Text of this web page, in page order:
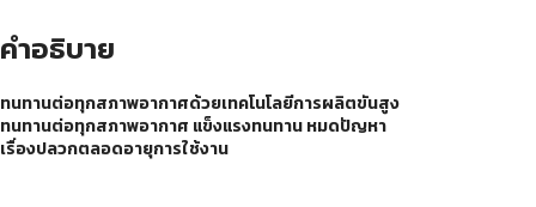
คำอธิบาย
ทนทานต่อทุกสภาพอากาศด้วยเทคโนโลยีการผลิตขันสูง
ทนทานต่อทุกสภาพอากาศ แข็งแรงทนทาน หมดปัญหา
เรื่องปลวกตลอดอายุการใช้งาน